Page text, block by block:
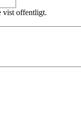
vist offentligt.